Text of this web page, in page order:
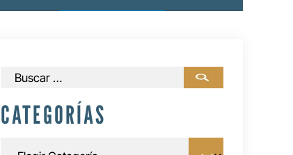
Buscar:
CATEGORÍAS